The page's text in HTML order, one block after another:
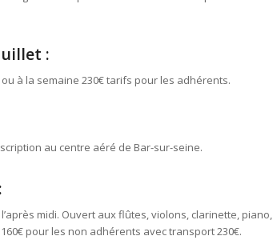
:
à la semaine 230€ tarifs pour les adhérents.
au centre aéré de Bar-sur-seine.
midi. Ouvert aux flûtes, violons, clarinette, piano,
pour les non adhérents avec transport 230€.